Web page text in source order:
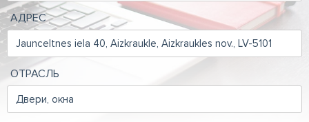
АДРЕС
ОТРАСЛЬ